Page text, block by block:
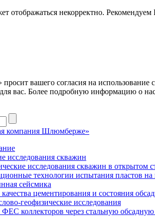
отображаться некорректно.
вашего согласия на использование
вас. Более подробную информацию о
исследования скважин
исследования скважин в открытом
технологии испытания пластов на
сейсмика
цементирования и состояния
геофизические исследования
коллекторов через стальную